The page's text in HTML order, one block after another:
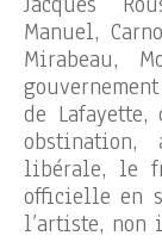
Manuel,
Mirabeau,
de Lafayette,
libérale, le
officielle en
l’artiste, non